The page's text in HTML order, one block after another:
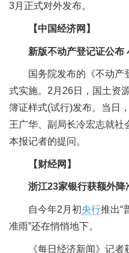
3月正式对外发布。
【中国经济网】
新版不动产登记证公布
国务院发布的《不动产
式实施。2月26日，国土资
簿证样式(试行)发布。当日
王广华、副局长冷宏志就社
本报记者的提问。
【财经网】
浙江23家银行获额外降
自今年2月初央行推出“
准雨”还在悄悄地下。
《每日经济新闻》记